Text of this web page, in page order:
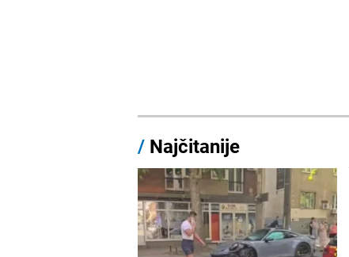
/ Najčitanije